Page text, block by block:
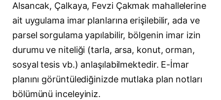
Alsancak, Çalkaya, Fevzi Çakmak mahallelerine
ait uygulama imar planlarına erişilebilir, ada ve
parsel sorgulama yapılabilir, bölgenin imar izin
durumu ve niteliği (tarla, arsa, konut, orman,
sosyal tesis vb.) anlaşılabilmektedir. E-İmar
planını görüntülediğinizde mutlaka plan notları
bölümünü inceleyiniz.